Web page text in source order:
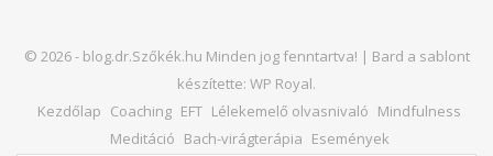
© 2026 - blog.dr.Szőkék.hu Minden jog fenntartva! | Bard a sablont
készítette: WP Royal.
Kezdőlap Coaching EFT Lélekemelő olvasnivaló Mindfulness
Meditáció Bach-virágterápia Események